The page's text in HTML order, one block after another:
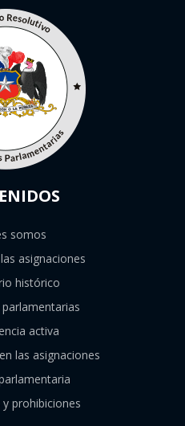
somos
asignaciones
histórico
activa
las asignaciones
prohibiciones